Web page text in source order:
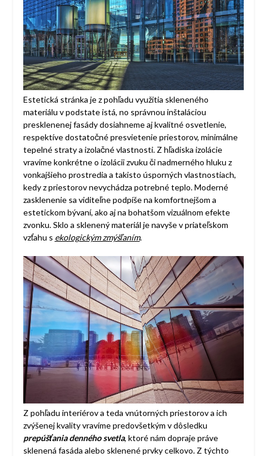
Estetická stránka je z pohľadu využitia skleneného
materiálu v podstate istá, no správnou inštaláciou
presklenenej fasády dosiahneme aj kvalitné osvetlenie,
respektíve dostatočné presvietenie priestorov, minimálne
tepelné straty a izolačné vlastnosti. Z hľadiska izolácie
vravíme konkrétne o izolácii zvuku či nadmerného hluku z
vonkajšieho prostredia a takisto úsporných vlastnostiach,
kedy z priestorov nevychádza potrebné teplo. Moderné
zasklenenie sa viditeľne podpíše na komfortnejšom a
estetickom bývaní, ako aj na bohatšom vizuálnom efekte
zvonku. Sklo a sklenený materiál je navyše v priateľskom
vzťahu s ekologickým zmýšľaním.
Z pohľadu interiérov a teda vnútorných priestorov a ich
zvýšenej kvality vravíme predovšetkým v dôsledku
prepúšťania denného svetla, ktoré nám dopraje práve
sklenená fasáda alebo sklenené prvky celkovo. Z týchto